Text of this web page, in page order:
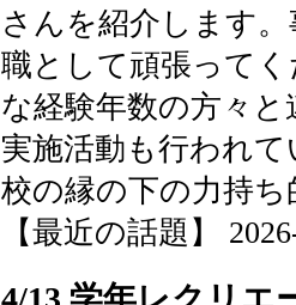
さんを紹介します
職として頑張って
な経験年数の方々
実施活動も行われ
校の縁の下の力持
【最近の話題】